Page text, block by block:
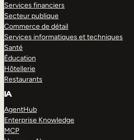
Services financiers
Secteur publique
Commerce de détail
Services informatiques et techniques
Santé
Éducation
Hôtellerie
Restaurants
IA
AgentHub
Enterprise Knowledge
MCP